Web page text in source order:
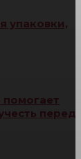
упаковки,
перед